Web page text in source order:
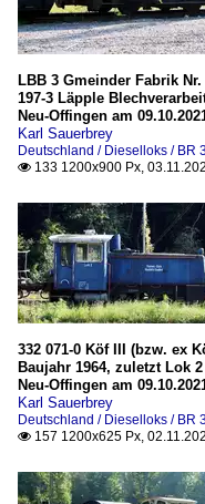
LBB 3 Gmeinder Fabrik
197-3 Läpple
Neu-Offingen am
Karl Sauerbrey
Deutschland / Dieselloks / BR
 133 1200x900 Px,
332 071-0 Köf III (bzw. ex
Baujahr 1964, zuletzt Lok
Neu-Offingen am
Karl Sauerbrey
Deutschland / Dieselloks / BR
 157 1200x625 Px,